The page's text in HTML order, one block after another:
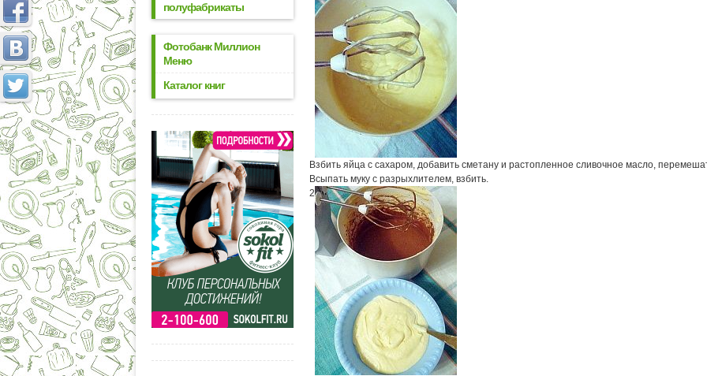
полуфабрикаты
Фотобанк Миллион
Меню
Каталог книг
Взбить яйца с сахаром, добавить сметану и растопленное сливочное масло,
Всыпать муку с разрыхлителем, взбить.
2